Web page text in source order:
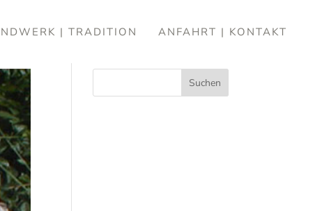
| TRADITION ANFAHRT | KONTAKT
Suchen